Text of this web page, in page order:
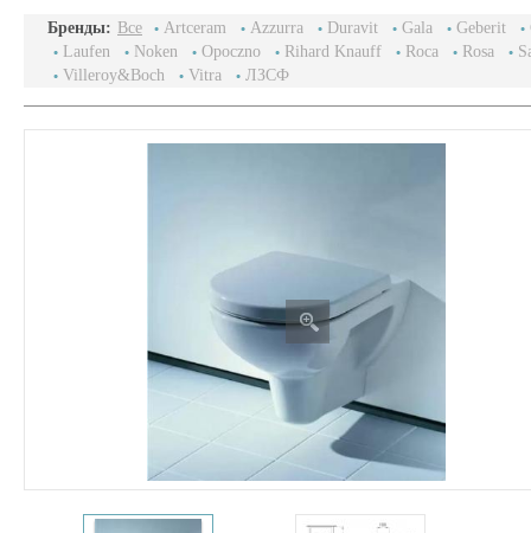
Бренды: Все Artceram Azzurra Duravit Gala Geberit
Laufen
Noken Opoczno Rihard Knauff Roca Rosa
Villeroy&Boch
Vitra ЛЗСФ